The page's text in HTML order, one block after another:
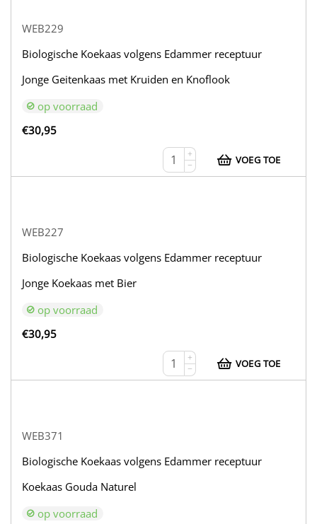
WEB229
Biologische Koekaas volgens Edammer receptuur
Jonge Geitenkaas met Kruiden en Knoflook
op voorraad
€30,95
+
−
VOEG TOE
WEB227
Biologische Koekaas volgens Edammer receptuur
Jonge Koekaas met Bier
op voorraad
€30,95
+
−
VOEG TOE
WEB371
Biologische Koekaas volgens Edammer receptuur
Koekaas Gouda Naturel
op voorraad